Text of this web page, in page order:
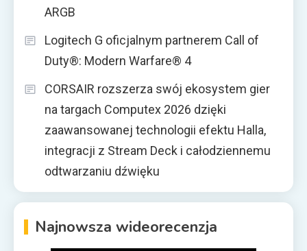
ARGB
Logitech G oficjalnym partnerem Call of
Duty®: Modern Warfare® 4
CORSAIR rozszerza swój ekosystem gier
na targach Computex 2026 dzięki
zaawansowanej technologii efektu Halla,
integracji z Stream Deck i całodziennemu
odtwarzaniu dźwięku
Najnowsza wideorecenzja